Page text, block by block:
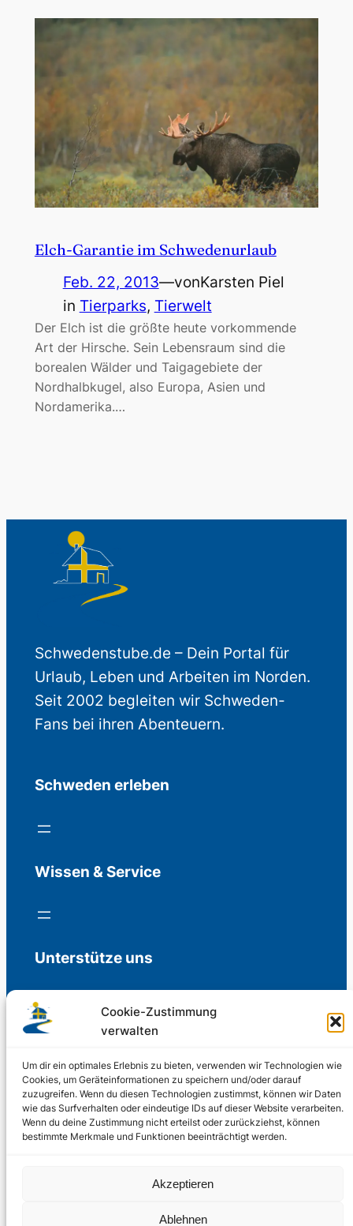
Cookie-Zustimmung
verwalten
Um dir ein optimales Erlebnis zu bieten, verwenden wir Technologien wie
Cookies, um Geräteinformationen zu speichern und/oder darauf
zuzugreifen. Wenn du diesen Technologien zustimmst, können wir Daten
wie das Surfverhalten oder eindeutige IDs auf dieser Website verarbeiten.
Wenn du deine Zustimmung nicht erteilst oder zurückziehst, können
bestimmte Merkmale und Funktionen beeinträchtigt werden.
Akzeptieren
Ablehnen
Elch-Garantie im Schwedenurlaub
Feb. 22, 2013—vonKarsten Piel
in Tierparks, Tierwelt
Der Elch ist die größte heute vorkommende
Art der Hirsche. Sein Lebensraum sind die
borealen Wälder und Taigagebiete der
Nordhalbkugel, also Europa, Asien und
Nordamerika.…
Schwedenstube.de – Dein Portal für
Urlaub, Leben und Arbeiten im Norden.
Seit 2002 begleiten wir Schweden-
Fans bei ihren Abenteuern.
Schweden erleben
Wissen & Service
Unterstütze uns
Freiwillige Spenden für die Aufrechterhaltung
Support us
© 2002 – 2026